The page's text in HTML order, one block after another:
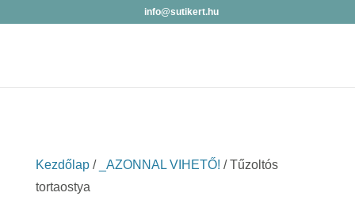
info@sutikert.hu
Kezdőlap/ _AZONNAL VIHETŐ! / Tűzoltós
tortaostya